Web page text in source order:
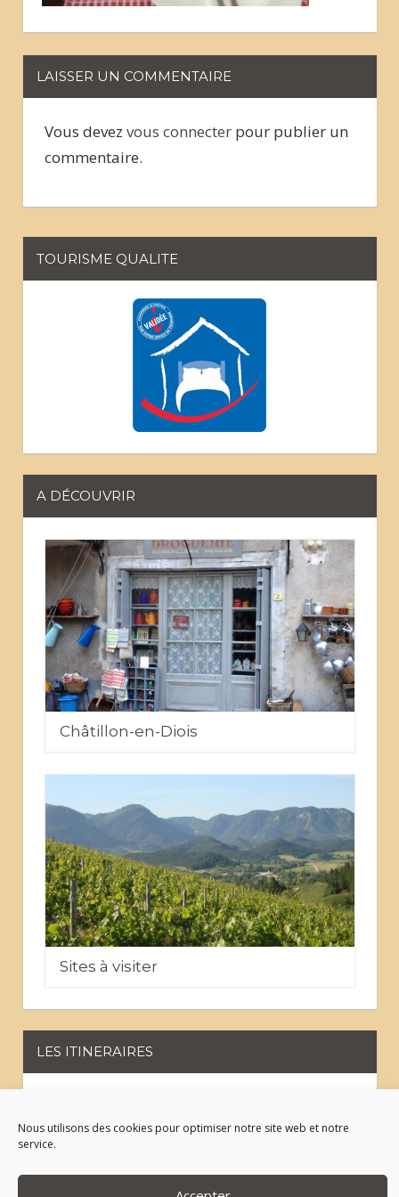
Nous utilisons des cookies pour optimiser notre site web et notre
service.
LAISSER UN COMMENTAIRE
Vous devez vous connecterpour publier un
commentaire.
TOURISME QUALITE
A DÉCOUVRIR
Châtillon-en-Diois
Sites à visiter
LES ITINERAIRES
Sur les pas des Huguenots